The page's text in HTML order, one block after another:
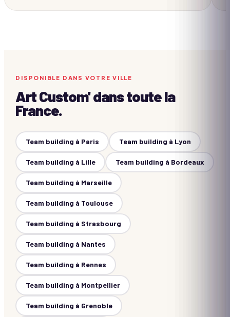
DISPONIBLE DANS VOTRE VILLE
Art Custom'dans toute la
France.
Team building à Paris Team building à Lyon
Team building à Lille Team building à Bordeaux
Team building à Marseille
Team building à Toulouse
Team building à Strasbourg
Team building à Nantes
Team building à Rennes
Team building à Montpellier
Team building à Grenoble